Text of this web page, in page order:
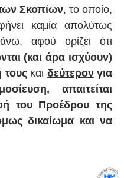
Σκοπίων, το οποίο,
καμία απολύτως
αφού ορίζει ότι
(και άρα ισχύουν)
τους και δεύτερονγια
απαιτείται
του Προέδρου της
δικαίωμα και να